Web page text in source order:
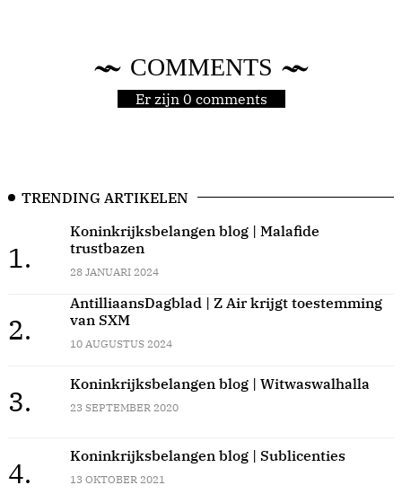
COMMENTS
Er zijn 0 comments
TRENDING ARTIKELEN
1.
Koninkrijksbelangen blog | Malafide
trustbazen
28 JANUARI 2024
2.
AntilliaansDagblad | Z Air krijgt toestemming
van SXM
10 AUGUSTUS 2024
3.
Koninkrijksbelangen blog | Witwaswalhalla
23 SEPTEMBER 2020
4.
Koninkrijksbelangen blog | Sublicenties
13 OKTOBER 2021